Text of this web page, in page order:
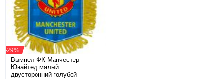
-29%
Вымпел ФК Манчестер
Юнайтед малый
двусторонний голубой